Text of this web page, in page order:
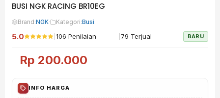
BUSI NGK RACING BR10EG
Brand:NGK· Kategori:Busi
5.0 106 Penilaian 79 Terjual BARU
Rp 200.000
INFO HARGA